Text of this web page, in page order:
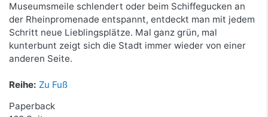
Museumsmeile schlendert oder beim Schiffegucken an
der Rheinpromenade entspannt, entdeckt man mit jedem
Schritt neue Lieblingsplätze. Mal ganz grün, mal
kunterbunt zeigt sich die Stadt immer wieder von einer
anderen Seite.
Reihe: Zu Fuß
Paperback